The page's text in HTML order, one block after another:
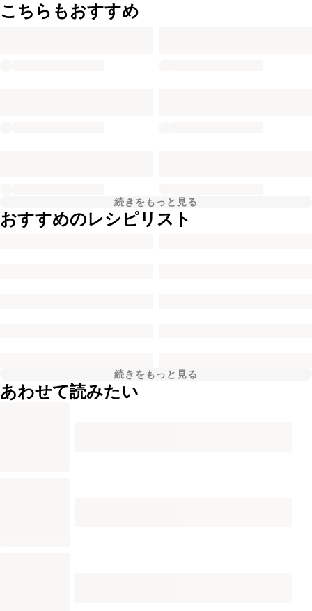
こちらもおすすめ
続きをもっと見る
おすすめのレシピリスト
続きをもっと見る
あわせて読みたい